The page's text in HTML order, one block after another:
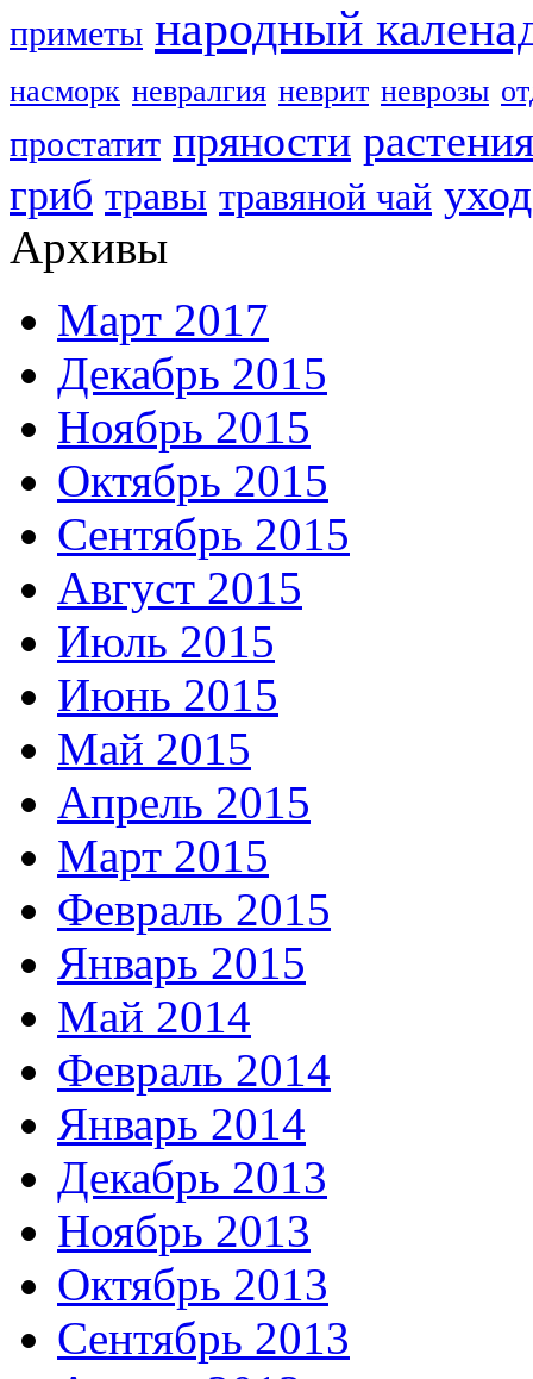
приметы народный
насморк невралгия неврит неврозы
простатит пряности растения
гриб травы травяной чай уход
Архивы
Март 2017
Декабрь 2015
Ноябрь 2015
Октябрь 2015
Сентябрь 2015
Август 2015
Июль 2015
Июнь 2015
Май 2015
Апрель 2015
Март 2015
Февраль 2015
Январь 2015
Май 2014
Февраль 2014
Январь 2014
Декабрь 2013
Ноябрь 2013
Октябрь 2013
Сентябрь 2013